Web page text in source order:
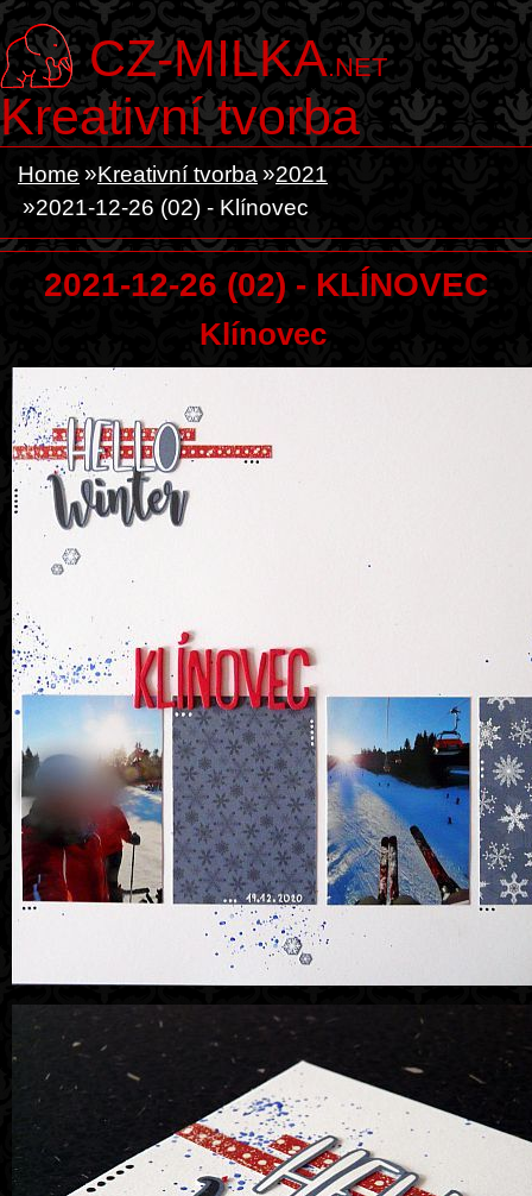
CZ-MILKA.NET
Kreativní tvorba
Home Kreativní tvorba
2021
2021-12-26 (02) - Klínovec
2021-12-26 (02) - KLÍNOVEC
Klínovec